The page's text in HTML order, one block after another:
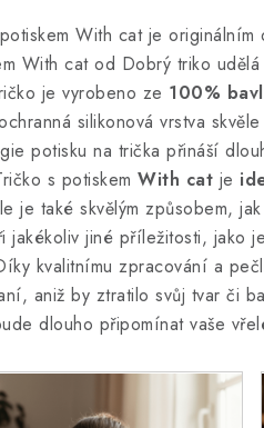
With cat je
With cat od Dobrý triko
je vyrobeno ze 100%
silikonová vrstva
potisku na trička přináší
s potiskem With cat je
je také skvělým způsobem,
jakékoliv jiné příležitosti, jako
kvalitnímu zpracování a
aniž by ztratilo svůj tvar či
dlouho připomínat vaše